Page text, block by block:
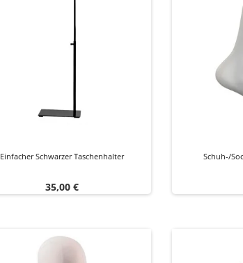
Einfacher Schwarzer Taschenhalter
Preis
35,00 €
Schuh-/